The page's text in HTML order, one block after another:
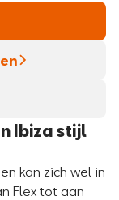
Ibiza stijl
kan zich wel in
Flex tot aan